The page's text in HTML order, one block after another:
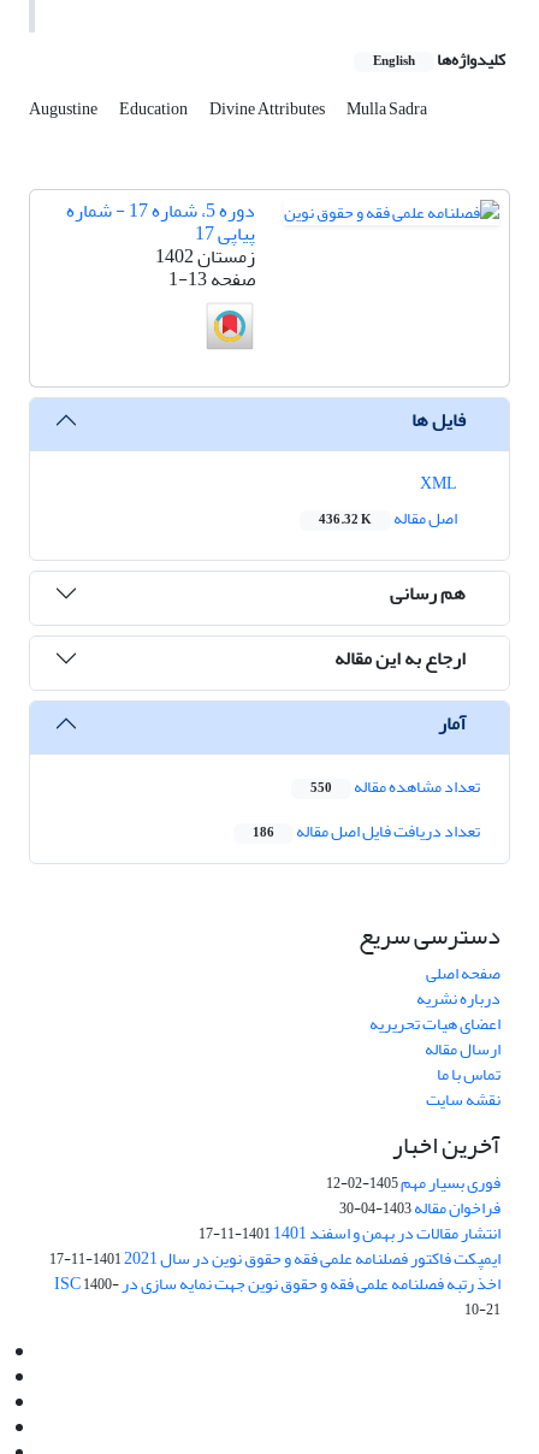
کلیدواژه‌ها English
Augustine Education Divine Attributes Mulla Sadra
دوره 5، شماره 17 - شماره
پیاپی 17
زمستان 1402
صفحه1-13
فایل ها
اصل مقاله
436.32 K
هم رسانی
ارجاع به این مقاله
آمار
تعداد مشاهده مقاله 550
تعداد دریافت فایل اصل مقاله 186
دسترسی سریع
صفحه اصلی
درباره نشریه
اعضای هیات تحریریه
ارسال مقاله
تماس با ما
نقشه سایت
آخرین اخبار
فوری بسیار مهم1405-02-12
فراخوان مقاله1403-04-30
انتشار مقالات در بهمن و اسفند 1401 1401-11-17
ایمپکت فاکتور فصلنامه علمی فقه و حقوق نوین در سال 2021 1401-11-17
اخذ رتبه فصلنامه علمی فقه و حقوق نوین جهت نمایه سازی در ISC1400-
10-21